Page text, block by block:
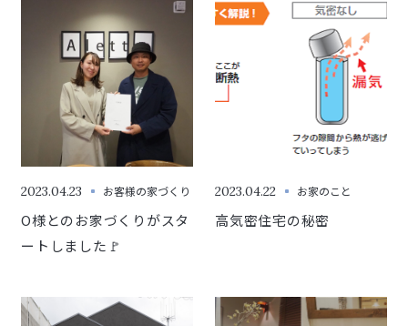
2023.04.23 お客様の家づくり
O様とのお家づくりがスタ
ートしました🚩
2023.04.22 お家のこと
高気密住宅の秘密